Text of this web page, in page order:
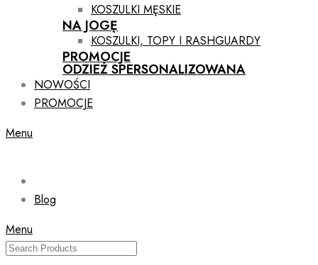
KOSZULKI MĘSKIE
NA JOGĘ
KOSZULKI, TOPY I RASHGUARDY
PROMOCJE
ODZIEŻ SPERSONALIZOWANA
NOWOŚCI
PROMOCJE
Menu
Blog
Menu